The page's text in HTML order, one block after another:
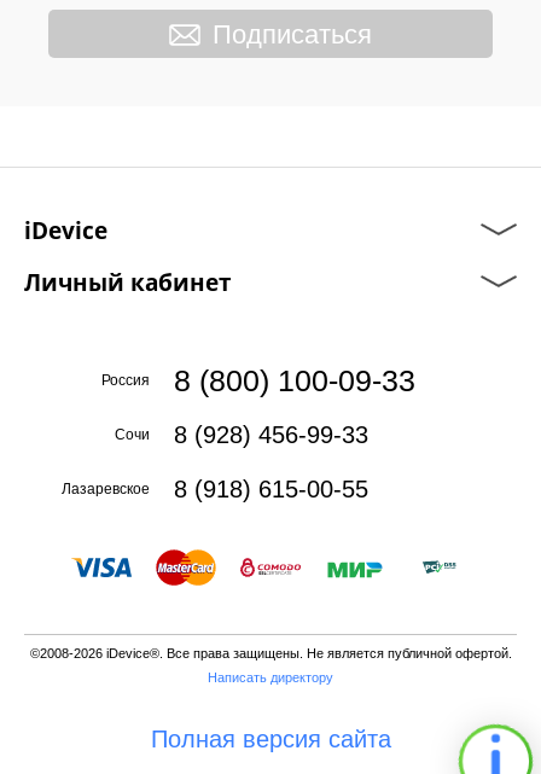
Подписаться
iDevice
Личный кабинет
Россия 8 (800) 100-09-33
Сочи 8 (928) 456-99-33
Лазаревское 8 (918) 615-00-55
©2008-2026 iDevice®. Все права защищены. Не является публичной офертой.
Написать директору
Полная версия сайта